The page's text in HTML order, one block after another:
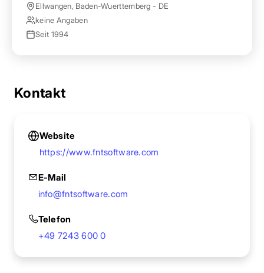
Ellwangen, Baden-Wuerttemberg - DE
keine Angaben
Seit 1994
Kontakt
Website
https://www.fntsoftware.com
E-Mail
info@fntsoftware.com
Telefon
+49 7243 600 0